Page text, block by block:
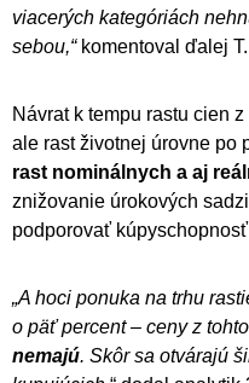
viacerých kategóriách
sebou,“ komentoval ďalej
Návrat k tempu rastu cien
ale rast životnej úrovne po
rast nominálnych a aj
znižovanie úrokových
podporovať
„A hoci ponuka na trhu
o päť percent – ceny z
nemajú. Skôr sa otvárajú